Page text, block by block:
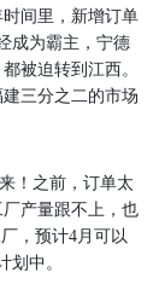
间里，新增订单
成为霸主，宁德
被迫转到江西。
三分之二的市场
！之前，订单太
产量跟不上，也
，预计4月可以
划中。